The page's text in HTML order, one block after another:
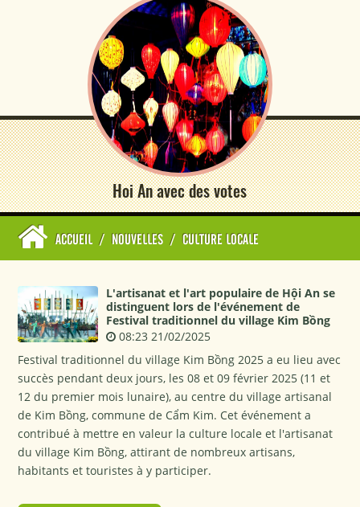
Hoi An avec des votes
ACCUEIL / NOUVELLES / CULTURE LOCALE
L'artisanat et l'art populaire de Hội An se
distinguent lors de l'événement de
Festival traditionnel du village Kim Bồng
08:23 21/02/2025
Festival traditionnel du village Kim Bồng 2025 a eu lieu avec
succès pendant deux jours, les 08 et 09 février 2025 (11 et
12 du premier mois lunaire), au centre du village artisanal
de Kim Bồng, commune de Cẩm Kim. Cet événement a
contribué à mettre en valeur la culture locale et l'artisanat
du village Kim Bồng, attirant de nombreux artisans,
habitants et touristes à y participer.